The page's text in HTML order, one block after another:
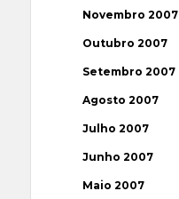
Novembro 2007
Outubro 2007
Setembro 2007
Agosto 2007
Julho 2007
Junho 2007
Maio 2007